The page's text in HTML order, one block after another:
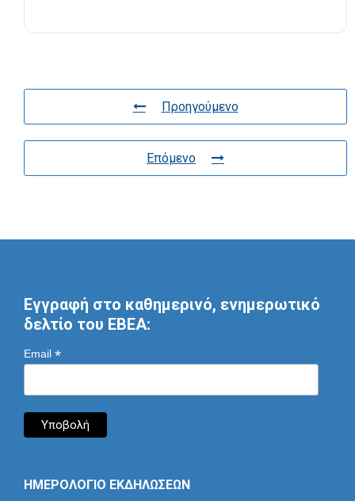
Προηγούμενο
Επόμενο
Εγγραφή στο καθημερινό, ενημερωτικό
δελτίο του ΕΒΕΑ:
Email *
ΗΜΕΡΟΛΟΓΙΟ ΕΚΔΗΛΩΣΕΩΝ